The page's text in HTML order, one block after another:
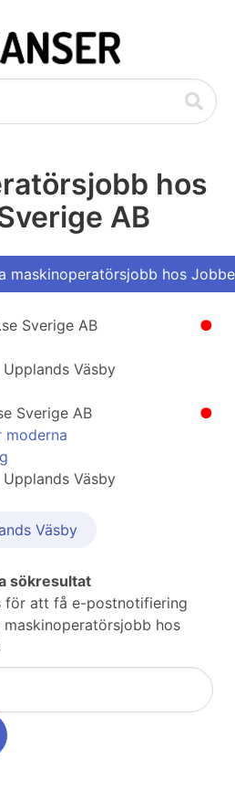
hos
AB
maskinoperatörsjobb hos
●
Sverige AB
Väsby
●
Sverige AB
moderna
Väsby
Väsby
sökresultat
för att få e-postnotifiering
hos